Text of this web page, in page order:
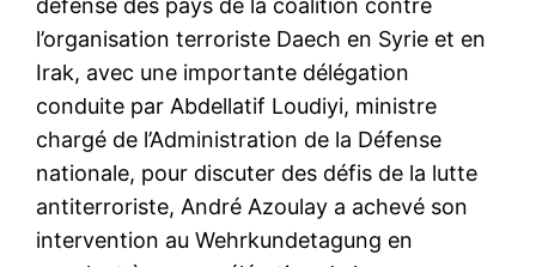
défense des pays de la coalition contre
l’organisation terroriste Daech en Syrie et en
Irak, avec une importante délégation
conduite par Abdellatif Loudiyi, ministre
chargé de l’Administration de la Défense
nationale, pour discuter des défis de la lutte
antiterroriste, André Azoulay a achevé son
intervention au Wehrkundetagung en